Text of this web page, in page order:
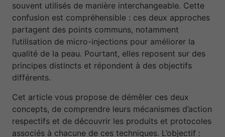
souvent utilisés de manière interchangeable. Cette
confusion est compréhensible : ces deux approches
partagent des points communs, notamment
l’utilisation de micro-injections pour améliorer la
qualité de la peau. Pourtant, elles reposent sur des
principes distincts et répondent à des objectifs
différents.
Cet article vous propose de démêler ces deux
concepts, de comprendre leurs mécanismes d’action
respectifs et de découvrir les produits et protocoles
associés à chacune de ces techniques. L’objectif :